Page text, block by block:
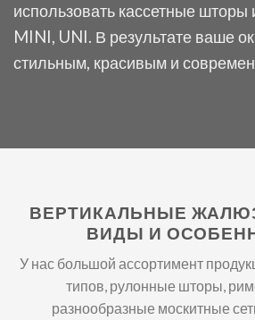
использовать кассетные шторы
MINI, UNI. В результате ваше
стильным, красивым и
ВЕРТИКАЛЬНЫЕ
ВИДЫ И
У нас большой ассортимент
типов, рулонные шторы,
разнообразные москитные